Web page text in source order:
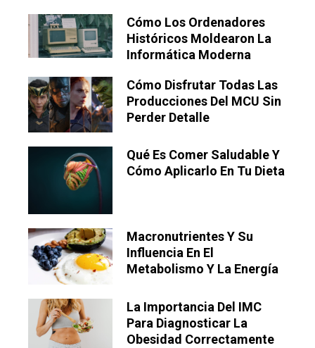
Cómo Los Ordenadores
Históricos Moldearon La
Informática Moderna
Cómo Disfrutar Todas Las
Producciones Del MCU Sin
Perder Detalle
Qué Es Comer Saludable Y
Cómo Aplicarlo En Tu Dieta
Macronutrientes Y Su
Influencia En El
Metabolismo Y La Energía
La Importancia Del IMC
Para Diagnosticar La
Obesidad Correctamente